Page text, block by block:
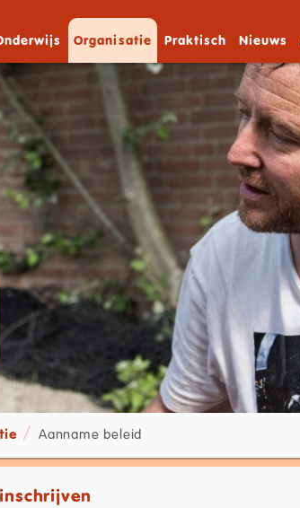
Organisatie Praktisch Nieuws
Aanname beleid